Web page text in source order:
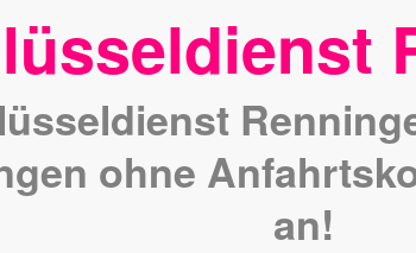
ohne
an!